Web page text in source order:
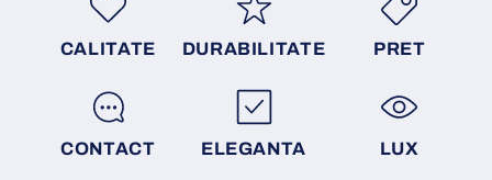
CALITATE DURABILITATE PRET
CONTACT ELEGANTA LUX